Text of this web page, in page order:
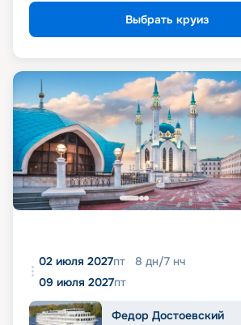
Выбрать круиз
02 июля 2027пт 8 дн/7 нч
09 июля 2027пт
Федор Достоевский